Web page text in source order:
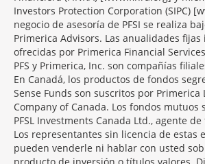
Investors Protection Corporation (SIPC)
negocio de asesoría de PFSI se realiza
Primerica Advisors. Las anualidades fijas
ofrecidas por Primerica Financial Services,
PFS y Primerica, Inc. son compañías
En Canadá, los productos de fondos
Sense Funds son suscritos por Primerica
Company of Canada. Los fondos mutuos
PFSL Investments Canada Ltd., agente
Los representantes sin licencia de estas
pueden venderle ni hablar con usted